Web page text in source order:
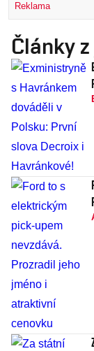
Reklama
Články